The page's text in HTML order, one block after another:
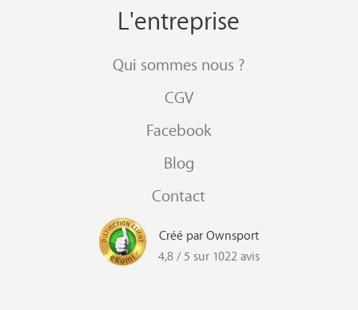
L'entreprise
Qui sommes nous ?
CGV
Facebook
Blog
Contact
Créé par Ownsport
4,8 / 5 sur 1022 avis